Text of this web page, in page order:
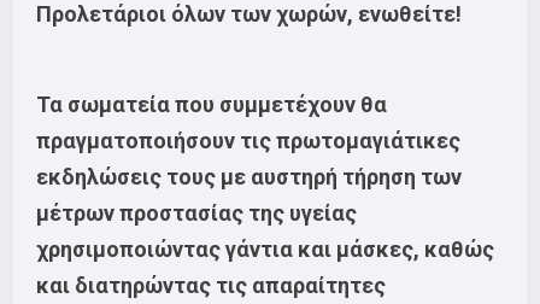
Προλετάριοι όλων των χωρών, ενωθείτε!
Τα σωματεία που συμμετέχουν θα
πραγματοποιήσουν τις πρωτομαγιάτικες
εκδηλώσεις τους με αυστηρή τήρηση των
μέτρων προστασίας της υγείας
χρησιμοποιώντας γάντια και μάσκες, καθώς
και διατηρώντας τις απαραίτητες